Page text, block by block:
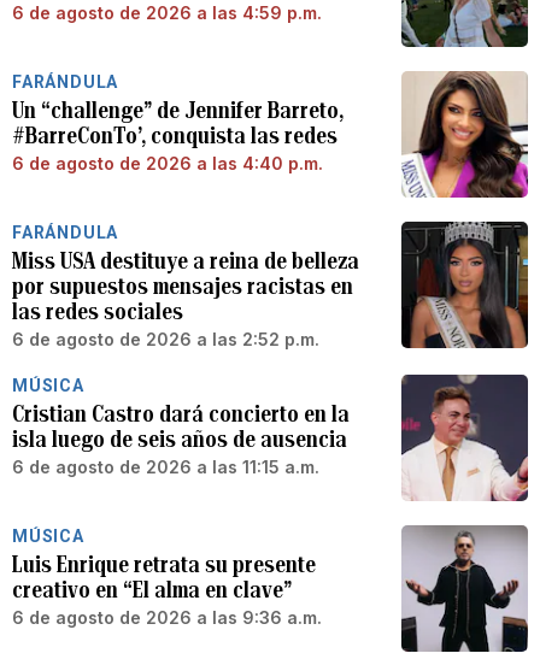
6 de agosto de 2026 a las 4:59 p.m.
FARÁNDULA
Un “challenge” de Jennifer Barreto,
#BarreConTo’, conquista las redes
6 de agosto de 2026 a las 4:40 p.m.
FARÁNDULA
Miss USA destituye a reina de belleza
por supuestos mensajes racistas en
las redes sociales
6 de agosto de 2026 a las 2:52 p.m.
MÚSICA
Cristian Castro dará concierto en la
isla luego de seis años de ausencia
6 de agosto de 2026 a las 11:15 a.m.
MÚSICA
Luis Enrique retrata su presente
creativo en “El alma en clave”
6 de agosto de 2026 a las 9:36 a.m.